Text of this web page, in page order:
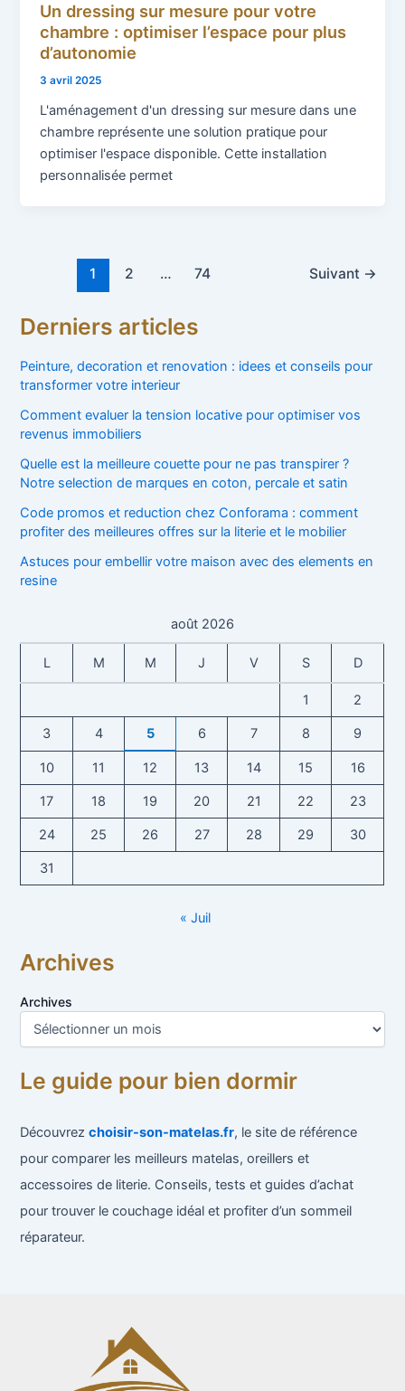
Un dressing sur mesure pour votre
chambre : optimiser l’espace pour plus
d’autonomie
3 avril 2025
L'aménagement d'un dressing sur mesure dans une
chambre représente une solution pratique pour
optimiser l'espace disponible. Cette installation
personnalisée permet
1 2 … 74 Suivant →
Derniers articles
Peinture, decoration et renovation : idees et conseils pour
transformer votre interieur
Comment evaluer la tension locative pour optimiser vos
revenus immobiliers
Quelle est la meilleure couette pour ne pas transpirer ?
Notre selection de marques en coton, percale et satin
Code promos et reduction chez Conforama : comment
profiter des meilleures offres sur la literie et le mobilier
Astuces pour embellir votre maison avec des elements en
resine
août 2026
L M M J V S D
1 2
3 4 5 6 7 8 9
10 11 12 13 14 15 16
17 18 19 20 21 22 23
24 25 26 27 28 29 30
31
« Juil
Archives
Archives
Le guide pour bien dormir
Découvrezchoisir-son-matelas.fr, le site de référence
pour comparer les meilleurs matelas, oreillers et
accessoires de literie. Conseils, tests et guides d’achat
pour trouver le couchage idéal et profiter d’un sommeil
réparateur.